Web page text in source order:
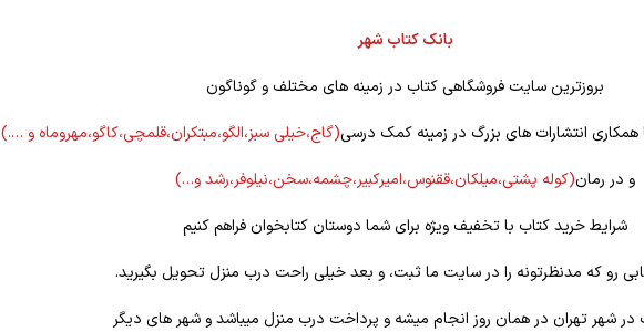
بانک کتاب شهر
بروزترین سایت فروشگاهی کتاب در زمینه های مختلف و گوناگون
همکاری انتشارات های بزرگ در زمینه کمک درسی(گاج،خیلی سبز،الگو،مبتکران،قلمچی،کاگو،مهروماه و ….)
و در رمان(کوله پشتی،میلکان،ققنوس،امیرکبیر،چشمه،سخن،نیلوفر،رشد و…)
شرایط خرید کتاب با تخفیف ویژه برای شما دوستان کتابخوان فراهم کنیم
رو که مدنظرتونه را در سایت ما ثبت، و بعد خیلی راحت درب منزل تحویل بگیرید.
در شهر تهران در همان روز انجام میشه و پرداخت درب منزل میباشد و شهر های دیگر